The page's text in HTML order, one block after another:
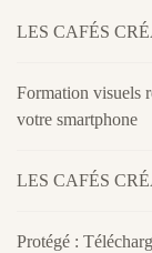
LES CAFÉS
Formation visuels
votre smartphone
LES CAFÉS
Protégé :